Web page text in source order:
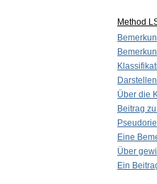
Method
Über die
Beitrag
Eine
Über
Ein